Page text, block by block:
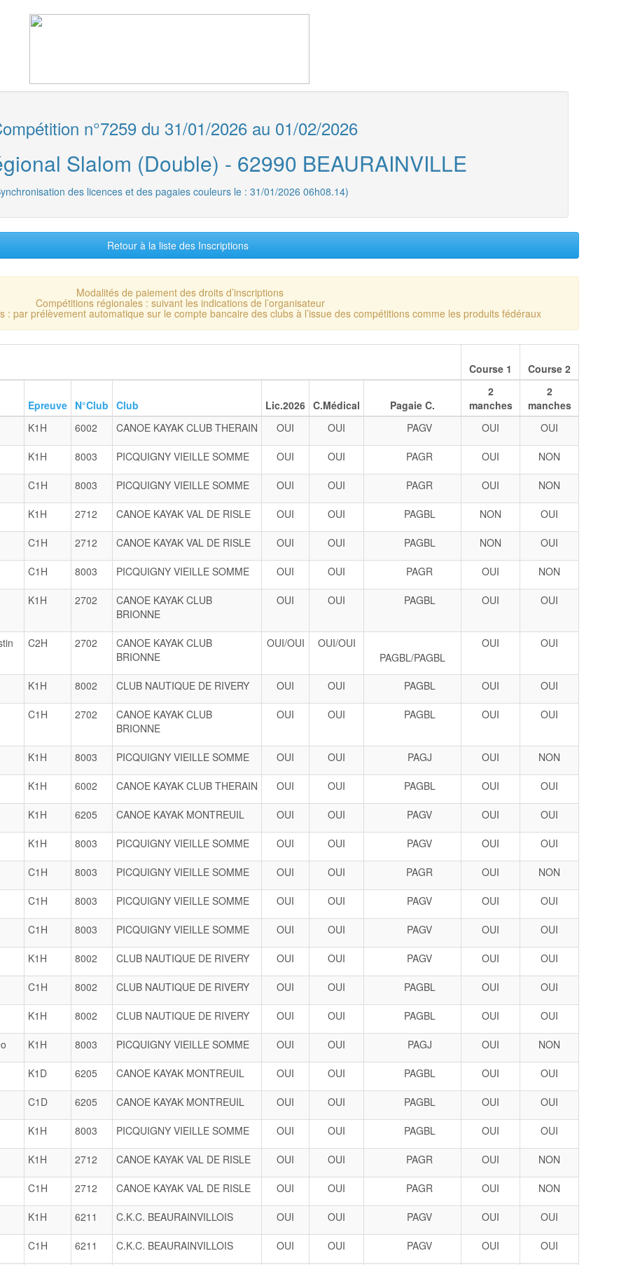
n°7259 du 31/01/2026 au 01/02/2026
Slalom (Double) - 62990 BEAURAINVILLE
des licences et des pagaies couleurs le : 31/01/2026 06h08.14)
Retour à la liste des Inscriptions
Modalités de paiement des droits d’inscriptions
Compétitions régionales : suivant les indications de l’organisateur
: par prélèvement automatique sur le compte bancaire des clubs à l’issue des compétitions comme les produits fédéraux
Course 1 Course 2
Epreuve N°Club Club Lic.2026 C.Médical Pagaie C.
2
manches
2
manches
K1H 6002 CANOE KAYAK CLUB THERAIN OUI OUI PAGV OUI OUI
K1H 8003 PICQUIGNY VIEILLE SOMME OUI OUI PAGR OUI NON
C1H 8003 PICQUIGNY VIEILLE SOMME OUI OUI PAGR OUI NON
K1H 2712 CANOE KAYAK VAL DE RISLE OUI OUI PAGBL NON OUI
C1H 2712 CANOE KAYAK VAL DE RISLE OUI OUI PAGBL NON OUI
C1H 8003 PICQUIGNY VIEILLE SOMME OUI OUI PAGR OUI NON
K1H 2702
CANOE KAYAK CLUB
BRIONNE
OUI OUI PAGBL OUI OUI
C2H 2702
CANOE KAYAK CLUB
BRIONNE
OUI/OUI
OUI/OUI
PAGBL/PAGBL
OUI OUI
K1H 8002 CLUB NAUTIQUE DE RIVERY OUI OUI PAGBL OUI OUI
C1H 2702
CANOE KAYAK CLUB
BRIONNE
OUI OUI PAGBL OUI OUI
K1H 8003 PICQUIGNY VIEILLE SOMME OUI OUI PAGJ OUI NON
K1H 6002 CANOE KAYAK CLUB THERAIN OUI OUI PAGBL OUI OUI
K1H 6205 CANOE KAYAK MONTREUIL OUI OUI PAGV OUI OUI
K1H 8003 PICQUIGNY VIEILLE SOMME OUI OUI PAGV OUI OUI
C1H 8003 PICQUIGNY VIEILLE SOMME OUI OUI PAGR OUI NON
C1H 8003 PICQUIGNY VIEILLE SOMME OUI OUI PAGV OUI OUI
C1H 8003 PICQUIGNY VIEILLE SOMME OUI OUI PAGV OUI OUI
K1H 8002 CLUB NAUTIQUE DE RIVERY OUI OUI PAGV OUI OUI
C1H 8002 CLUB NAUTIQUE DE RIVERY OUI OUI PAGBL OUI OUI
K1H 8002 CLUB NAUTIQUE DE RIVERY OUI OUI PAGBL OUI OUI
K1H 8003 PICQUIGNY VIEILLE SOMME OUI OUI PAGJ OUI NON
K1D 6205 CANOE KAYAK MONTREUIL OUI OUI PAGBL OUI OUI
C1D 6205 CANOE KAYAK MONTREUIL OUI OUI PAGBL OUI OUI
K1H 8003 PICQUIGNY VIEILLE SOMME OUI OUI PAGBL OUI OUI
K1H 2712 CANOE KAYAK VAL DE RISLE OUI OUI PAGR OUI NON
C1H 2712 CANOE KAYAK VAL DE RISLE OUI OUI PAGR OUI NON
K1H 6211 C.K.C. BEAURAINVILLOIS OUI OUI PAGV OUI OUI
C1H 6211 C.K.C. BEAURAINVILLOIS OUI OUI PAGV OUI OUI